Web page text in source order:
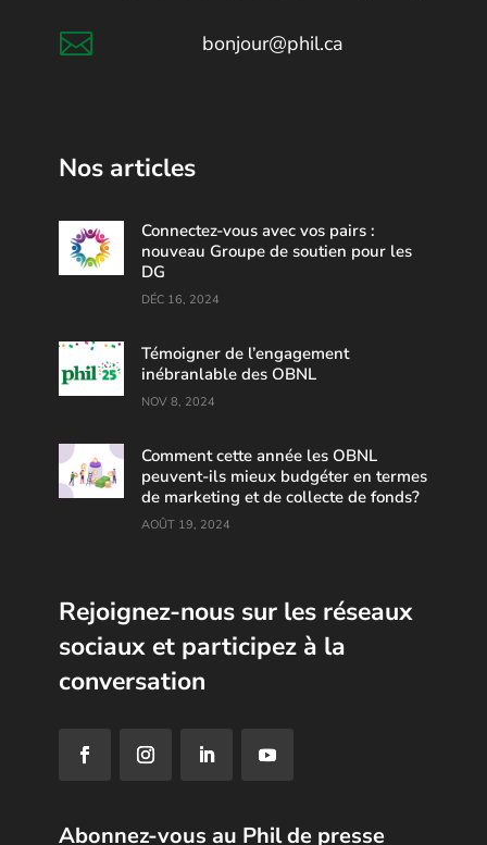
 bonjour@phil.ca
Nos articles
Connectez-vous avec vos pairs :
nouveau Groupe de soutien pour les
DG
DÉC 16, 2024
Témoigner de l’engagement
inébranlable des OBNL
NOV 8, 2024
Comment cette année les OBNL
peuvent-ils mieux budgéter en termes
de marketing et de collecte de fonds?
AOÛT 19, 2024
Rejoignez-nous sur les réseaux
sociaux et participez à la
conversation
Abonnez-vous au Phil de presse